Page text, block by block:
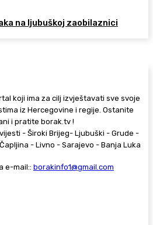
na ljubuškoj zaobilaznici
koji ima za cilj izvještavati sve svoje
iz Hercegovine i regije. Ostanite
i pratite borak.tv !
- Široki Brijeg- Ljubuški - Grude -
- Livno - Sarajevo - Banja Luka
e-mail:: borakinfo1@gmail.com